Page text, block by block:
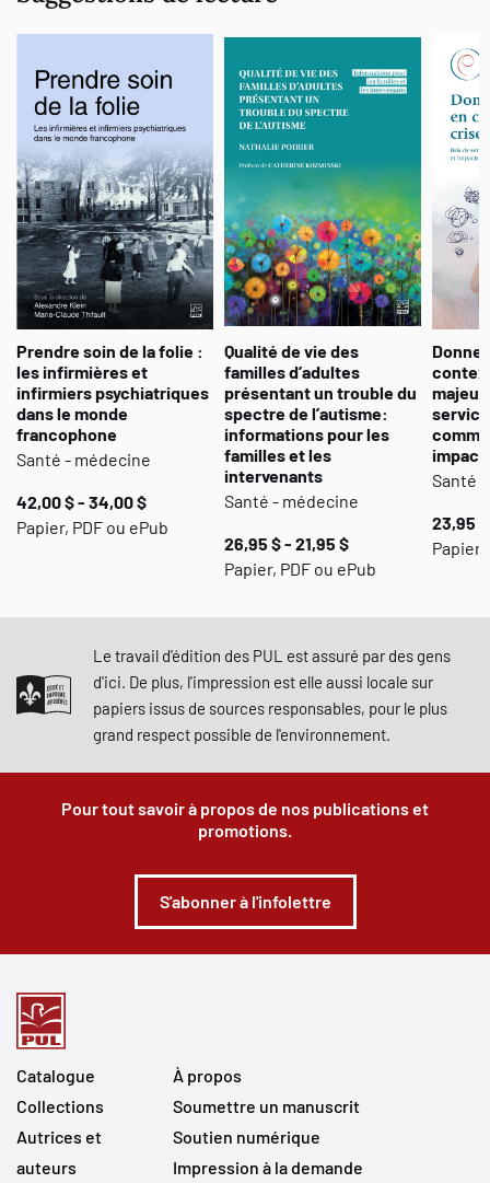
Prendre soin de la folie :
les infirmières et
infirmiers psychiatriques
dans le monde
francophone
Santé - médecine
42,00 $ - 34,00 $
Papier, PDF ou ePub
Qualité de vie des
familles d’adultes
présentant un trouble du
spectre de l’autisme:
informations pour les
familles et les
intervenants
Santé - médecine
26,95 $ - 21,95 $
Papier, PDF ou ePub
Santé
23,95
Papier,
Le travail d'édition des PUL est assuré par des gens
d'ici. De plus, l'impression est elle aussi locale sur
papiers issus de sources responsables, pour le plus
grand respect possible de l'environnement.
Pour tout savoir à propos de nos publications et
promotions.
S'abonner à l'infolettre
Catalogue
Collections
Autrices et
auteurs
À propos
Soumettre un manuscrit
Soutien numérique
Impression à la demande